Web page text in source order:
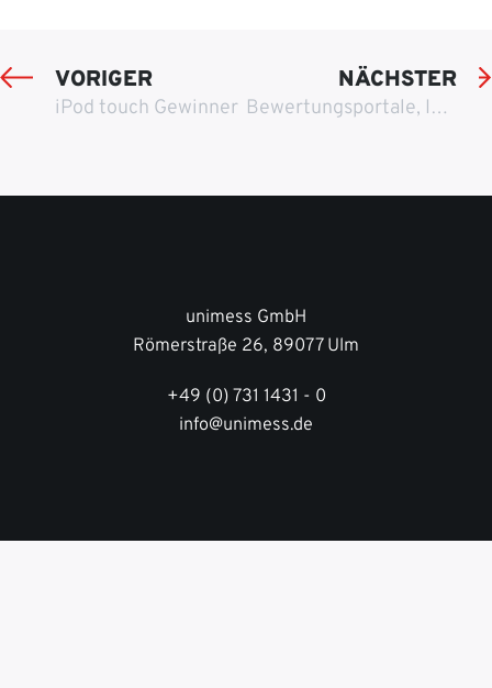
VORIGER
iPod touch Gewinner
NÄCHSTER
Bewertungsportale, Internet-Foren, BLOGs und Empfehlungsseiten
unimess GmbH
Römerstraße 26, 89077 Ulm
+49 (0) 731 1431 - 0
info@unimess.de